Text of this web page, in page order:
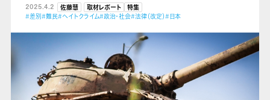
2025.4.2 佐藤慧 取材レポート
特集
#差別#難民#ヘイトクライム#政治・社会#法律（改定）#日本